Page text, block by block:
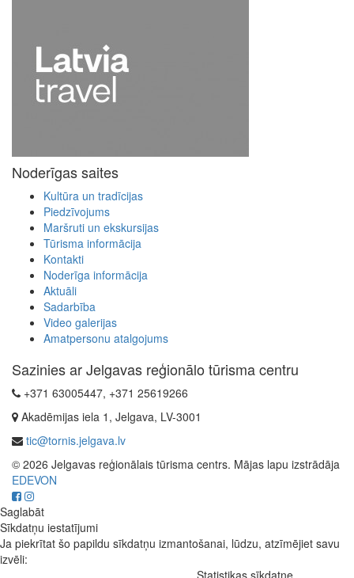
Noderīgas saites
Kultūra un tradīcijas
Piedzīvojums
Maršruti un ekskursijas
Tūrisma informācija
Kontakti
Noderīga informācija
Aktuāli
Sadarbība
Video galerijas
Amatpersonu atalgojums
Sazinies ar Jelgavas reģionālo tūrisma centru
+371 63005447, +371 25619266
Akadēmijas iela 1, Jelgava, LV-3001
tic@tornis.jelgava.lv
© 2026 Jelgavas reģionālais tūrisma centrs. Mājas lapu izstrādāja
EDEVON
Saglabāt
Sīkdatņu iestatījumi
Ja piekrītat šo papildu sīkdatņu izmantošanai, lūdzu, atzīmējiet savu
izvēli: